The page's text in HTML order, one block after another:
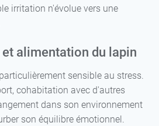
irritation n'évolue vers une
alimentation du lapin
sensible au stress.
cohabitation avec d'autres
dans son environnement
son équilibre émotionnel.